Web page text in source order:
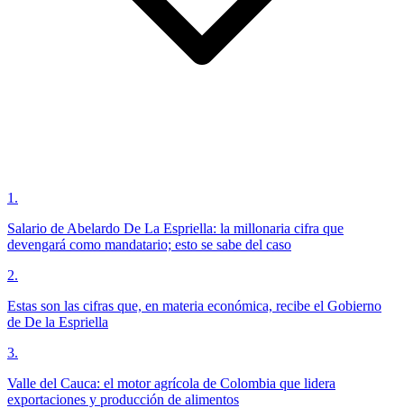
1 .
Salario de Abelardo De La Espriella: la millonaria cifra que
devengará como mandatario; esto se sabe del caso
2.
Estas son las cifras que, en materia económica, recibe el Gobierno
de De la Espriella
3.
Valle del Cauca: el motor agrícola de Colombia que lidera
exportaciones y producción de alimentos